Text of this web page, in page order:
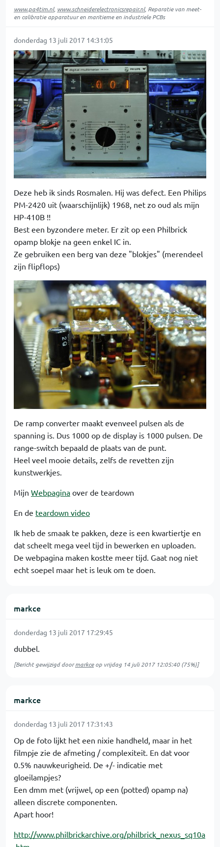
www.pa4tim.nl, www.schneiderelectronicsrepair.nl, Reparatie van meet-
en calibratie apparatuur en maritieme en industriele PCBs
donderdag 13 juli 2017 14:31:05
Deze heb ik sinds Rosmalen. Hij was defect. Een Philips
PM-2420 uit (waarschijnlijk) 1968, net zo oud als mijn
HP-410B !!
Best een byzondere meter. Er zit op een Philbrick
opamp blokje na geen enkel IC in.
Ze gebruiken een berg van deze "blokjes" (merendeel
zijn flipflops)
De ramp converter maakt evenveel pulsen als de
spanning is. Dus 1000 op de display is 1000 pulsen. De
range-switch bepaald de plaats van de punt.
Heel veel mooie details, zelfs de revetten zijn
kunstwerkjes.
Mijn Webpagina over de teardown
En de teardown video
Ik heb de smaak te pakken, deze is een kwartiertje en
dat scheelt mega veel tijd in bewerken en uploaden.
De webpagina maken kostte meer tijd. Gaat nog niet
echt soepel maar het is leuk om te doen.
markce
donderdag 13 juli 2017 17:29:45
dubbel.
[Bericht gewijzigd doormarkceop vrijdag 14 juli 2017 12:05:40(75%)]
markce
donderdag 13 juli 2017 17:31:43
Op de foto lijkt het een nixie handheld, maar in het
filmpje zie de afmeting / complexiteit. En dat voor
0.5% nauwkeurigheid. De +/- indicatie met
gloeilampjes?
Een dmm met (vrijwel, op een (potted) opamp na)
alleen discrete componenten.
Apart hoor!
http://www.philbrickarchive.org/philbrick_nexus_sq10a